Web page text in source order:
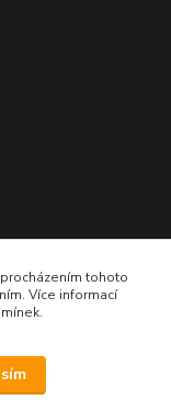
tohoto
Více informací